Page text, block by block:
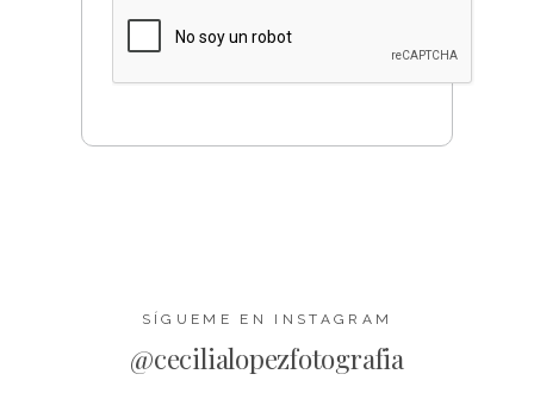
SÍGUEME EN INSTAGRAM
@cecilialopezfotografia